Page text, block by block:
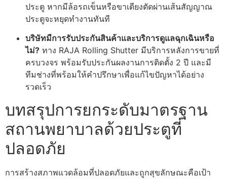
ประตู หากมีล้อรถเข็นหรือขาเตียงตัดผ่านเส้นสัญญาณ
ประตูจะหยุดทำงานทันที
บริษัทมีการรับประกันสินค้าและบริการดูแลฉุกเฉินหรือ
ไม่? ทาง RAJA Rolling Shutter มีบริการหลังการขายที่
ครบวงจร พร้อมรับประกันผลงานการติดตั้ง 2 ปี และมี
ทีมช่างที่พร้อมให้คำปรึกษาเพื่อแก้ไขปัญหาได้อย่าง
รวดเร็ว
บทสรุปการยกระดับมาตรฐาน
สถานพยาบาลด้วยประตูที่
ปลอดภัย
การสร้างสภาพแวดล้อมที่ปลอดภัยและถูกสุขลักษณะคือเป้า